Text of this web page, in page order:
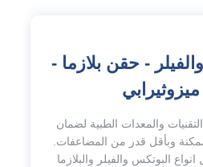
- حقن بلازما -
والمعدات الطبية لضمان
وبأقل قدر من المضاعفات.
البوتكس والفيلر والبلازما